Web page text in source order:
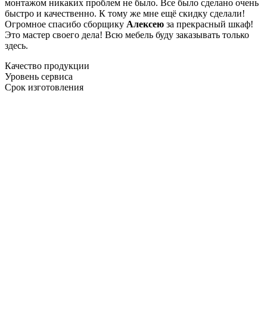
монтажом никаких проблем не было. Все было сделано очень
быстро и качественно. К тому же мне ещё скидку сделали!
Огромное спасибо сборщику Алексею за прекрасный шкаф!
Это мастер своего дела! Всю мебель буду заказывать только
здесь.
Качество продукции
Уровень сервиса
Срок изготовления